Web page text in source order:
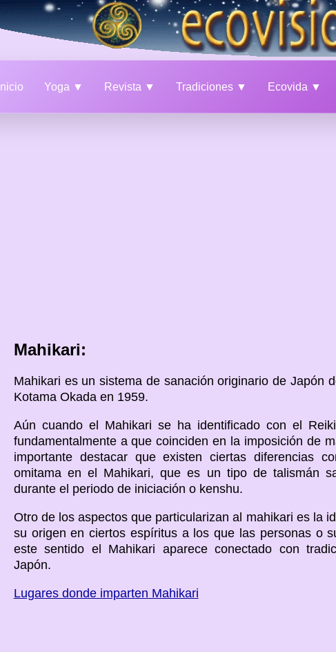
Inicio Yoga ▼ Revista ▼ Tradiciones ▼ Ecovida ▼
Mahikari:
Mahikari es un sistema de sanación originario de Japón
Kotama Okada en 1959.
Aún cuando el Mahikari se ha identificado con el
fundamentalmente a que coinciden en la imposición de
importante destacar que existen ciertas diferencias
omitama en el Mahikari, que es un tipo de talismán
durante el periodo de iniciación o kenshu.
Otro de los aspectos que particularizan al mahikari es la
su origen en ciertos espíritus a los que las personas o
este sentido el Mahikari aparece conectado con
Japón.
Lugares donde imparten Mahikari